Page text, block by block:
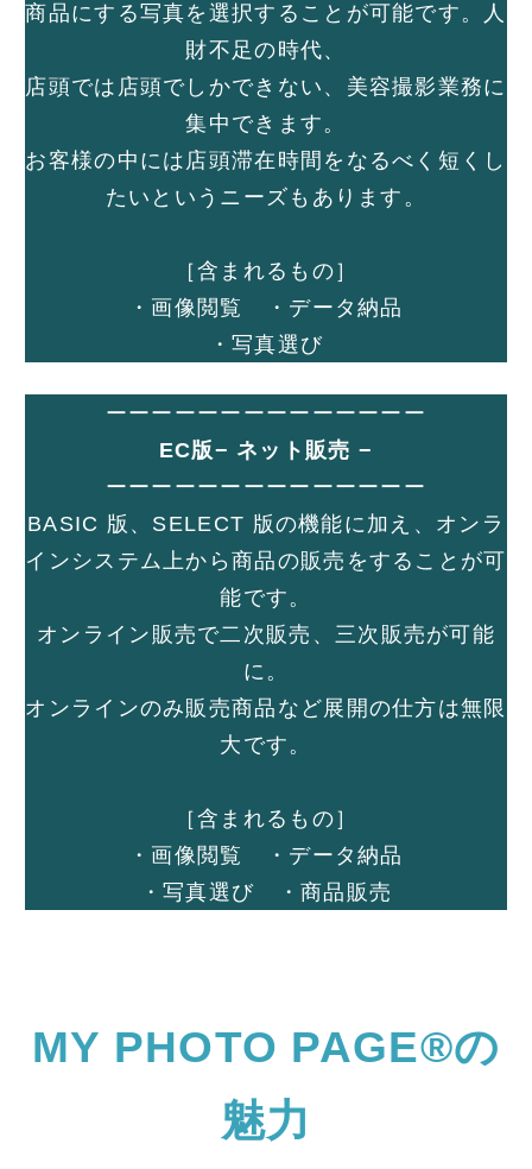
商品にする写真を選択することが可能です。人
財不足の時代、
店頭では店頭でしかできない、美容撮影業務に
集中できます。
お客様の中には店頭滞在時間をなるべく短くし
たいというニーズもあります。
［含まれるもの］
・画像閲覧 ・データ納品
・写真選び
ーーーーーーーーーーーーーー
EC版− ネット販売 −
ーーーーーーーーーーーーーー
BASIC 版、SELECT 版の機能に加え、オンラ
インシステム上から商品の販売をすることが可
能です。
オンライン販売で二次販売、三次販売が可能
に。
オンラインのみ販売商品など展開の仕方は無限
大です。
［含まれるもの］
・画像閲覧 ・データ納品
・写真選び ・商品販売
MY PHOTO PAGE®の
魅力